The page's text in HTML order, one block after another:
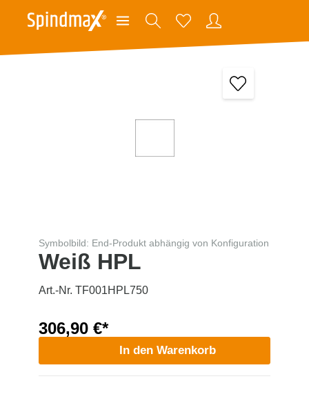
Symbolbild: End-Produkt abhängig von Konfiguration
Weiß HPL
Art.-Nr. TF001HPL750
306,90 €*
In den Warenkorb